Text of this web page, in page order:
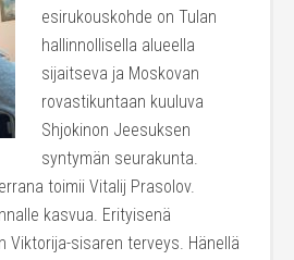
esirukouskohde on Tulan
hallinnollisella alueella
sijaitseva ja Moskovan
rovastikuntaan kuuluva
Shjokinon Jeesuksen
syntymän seurakunta.
toimii Vitalij Prasolov.
kasvua. Erityisenä
Viktorija-sisaren terveys. Hänellä